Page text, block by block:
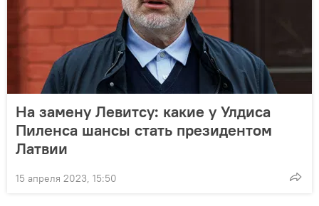
На замену Левитсу: какие у Улдиса
Пиленса шансы стать президентом
Латвии
15 апреля 2023, 15:50